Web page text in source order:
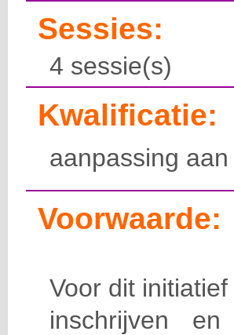
Sessies:
4 sessie(s)
Kwalificatie:
aanpassing
Voorwaarde:
Voor dit
inschrijven